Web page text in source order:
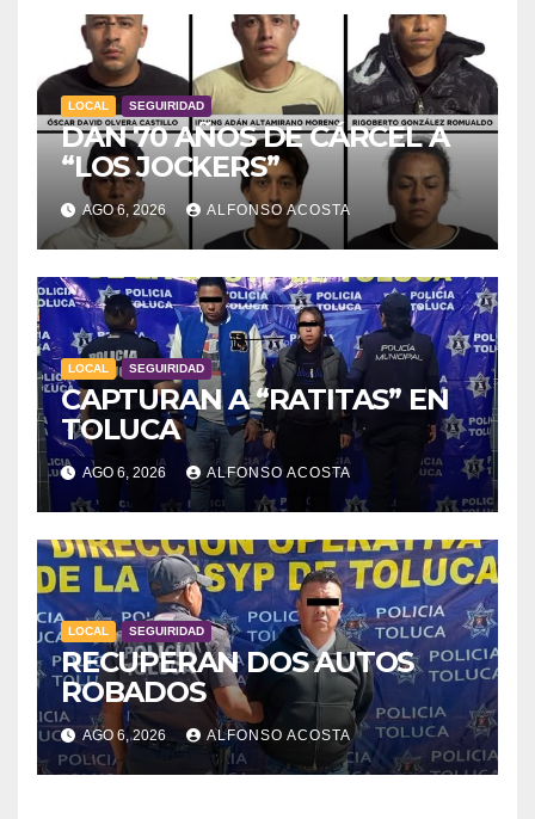
LOCAL SEGUIRIDAD
DAN 70 AÑOS DE CÁRCEL A
“LOS JOCKERS”
AGO 6, 2026 ALFONSO ACOSTA
LOCAL SEGUIRIDAD
CAPTURAN A “RATITAS” EN
TOLUCA
AGO 6, 2026 ALFONSO ACOSTA
LOCAL SEGUIRIDAD
RECUPERAN DOS AUTOS
ROBADOS
AGO 6, 2026 ALFONSO ACOSTA